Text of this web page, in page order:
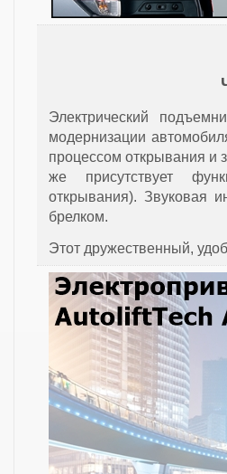
Электрический
модернизации
процессом открывания и
же присутствует
открывания). Звуковая
брелком.
Этот дружественный,